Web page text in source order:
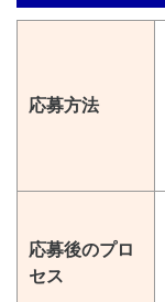
応募方法
応募後のプロ
セス